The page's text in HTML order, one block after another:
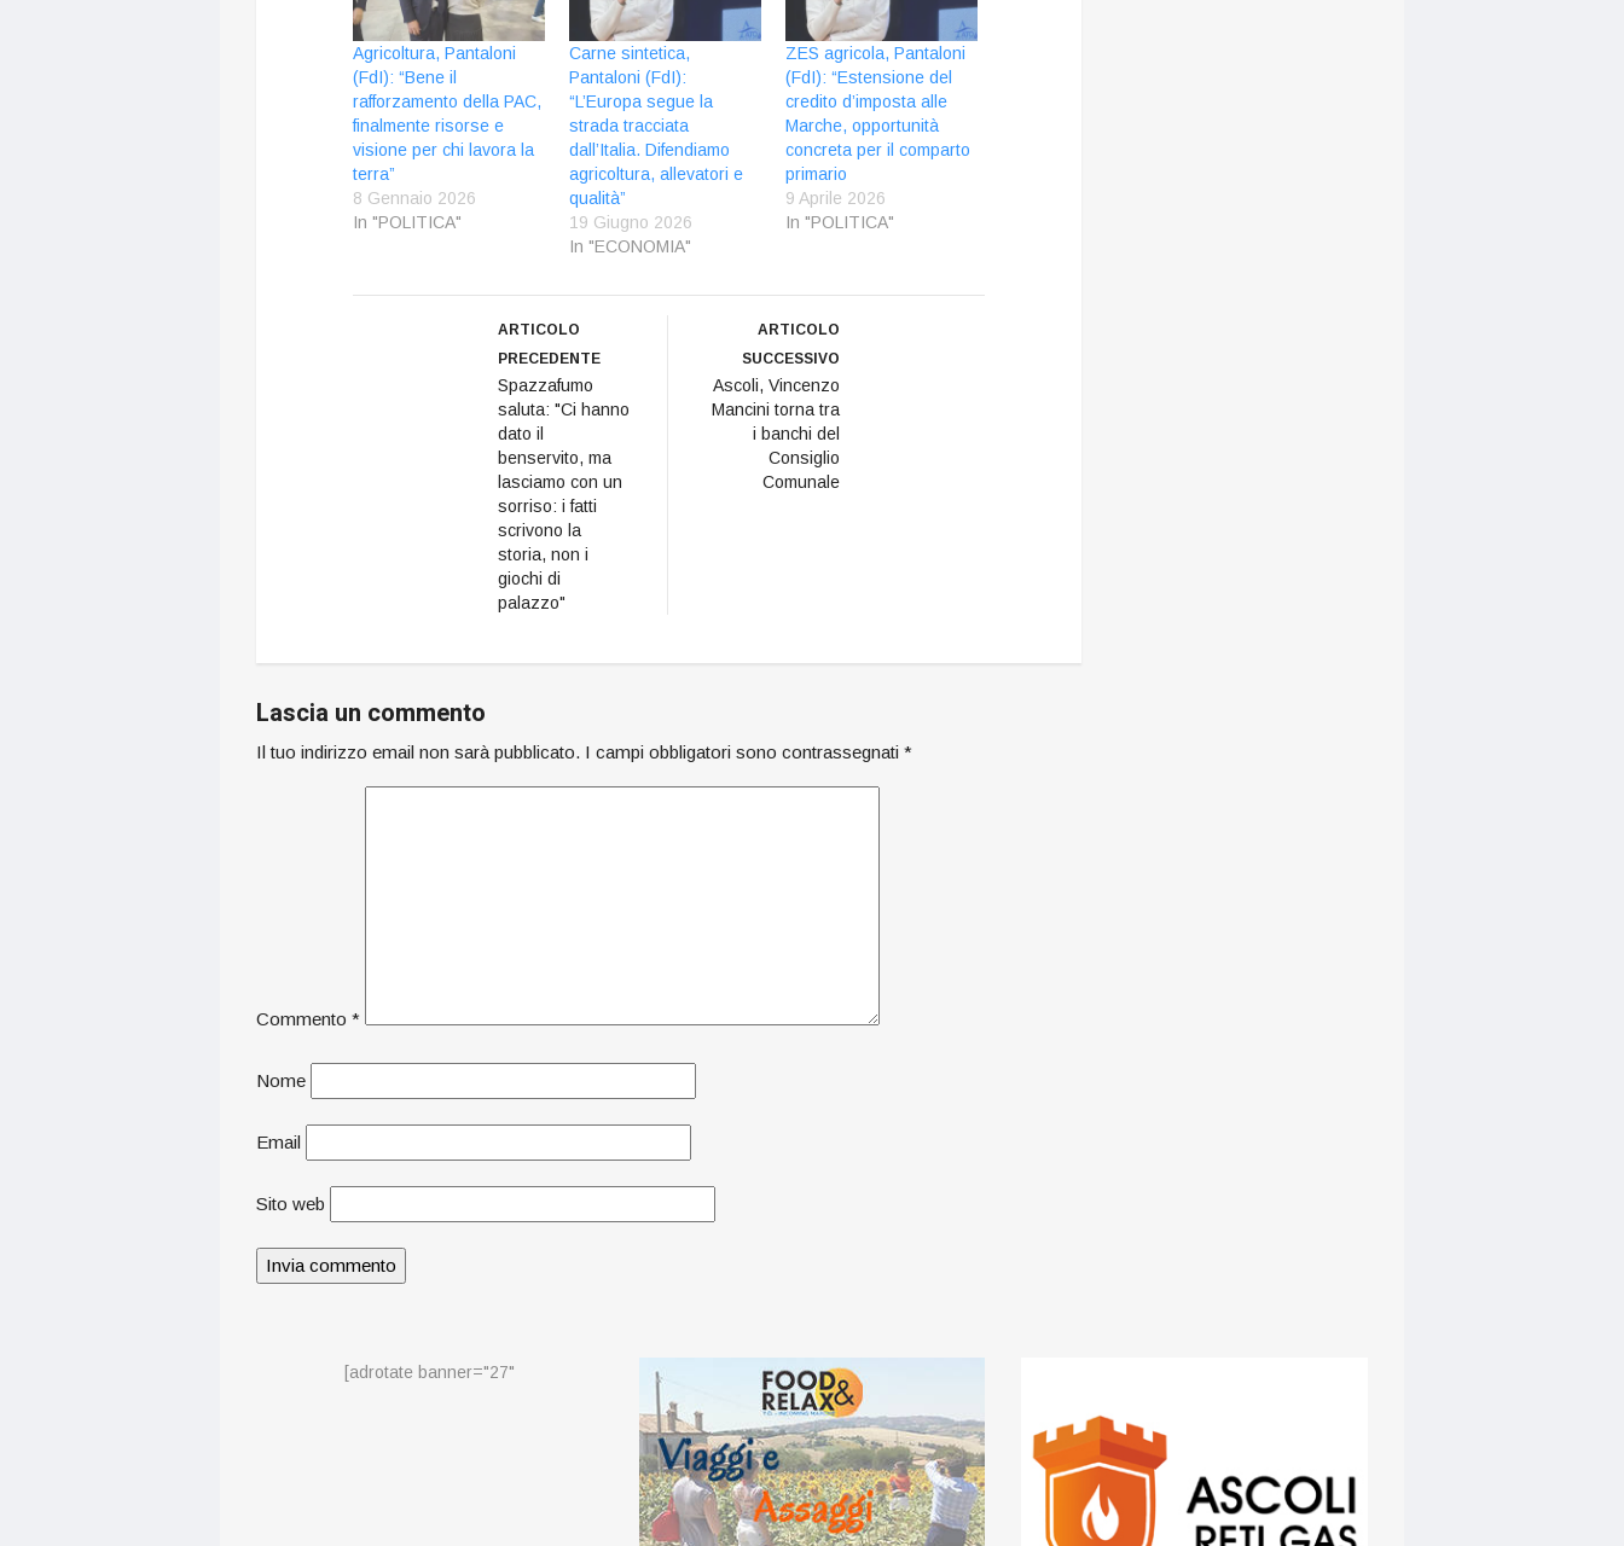
Agricoltura, Pantaloni
(FdI): “Bene il
rafforzamento della PAC,
finalmente risorse e
visione per chi lavora la
terra”
8 Gennaio 2026
In "POLITICA"
Carne sintetica,
Pantaloni (FdI):
“L’Europa segue la
strada tracciata
dall’Italia. Difendiamo
agricoltura, allevatori e
qualità”
19 Giugno 2026
In "ECONOMIA"
ZES agricola, Pantaloni
(FdI): “Estensione del
credito d’imposta alle
Marche, opportunità
concreta per il comparto
primario
9 Aprile 2026
In "POLITICA"
ARTICOLO
PRECEDENTE
Spazzafumo
saluta: "Ci hanno
dato il
benservito, ma
lasciamo con un
sorriso: i fatti
scrivono la
storia, non i
giochi di
palazzo"
ARTICOLO
SUCCESSIVO
Ascoli, Vincenzo
Mancini torna tra
i banchi del
Consiglio
Comunale
Lascia un commento
Il tuo indirizzo email non sarà pubblicato. I campi obbligatori sono contrassegnati *
Commento *
Nome
Email
Sito web
[adrotate banner="27"